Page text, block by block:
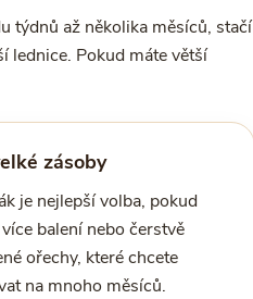
týdnů až několika měsíců, stačí
lednice. Pokud máte větší
zásoby
je nejlepší volba, pokud
balení nebo čerstvě
ořechy, které chcete
na mnoho měsíců.